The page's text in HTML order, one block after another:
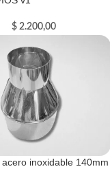
$ 2.200,00
acero inoxidable 140mm